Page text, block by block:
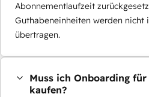
Abonnementlaufzeit
Guthabeneinheiten werden nicht
übertragen.
Muss ich Onboarding
kaufen?